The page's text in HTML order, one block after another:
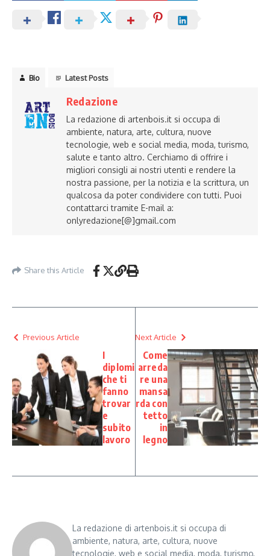
Bio Latest Posts
Redazione
La redazione di artenbois.it si occupa di
ambiente, natura, arte, cultura, nuove
tecnologie, web e social media, moda, turismo,
salute e tanto altro. Cerchiamo di offrire i
migliori consigli ai nostri utenti e rendere la
nostra passione, per la notizia e la scrittura, un
qualcosa da poter condividere con tutti. Puoi
contattarci tramite E-mail a:
onlyredazione[@]gmail.com
Share this Article
Previous Article
I
diplomi
che ti
fanno
trovar
e
subito
lavoro
Next Article
Come
arreda
re una
mansa
rda con
tetto
in
legno
La redazione di artenbois.it si occupa di
ambiente, natura, arte, cultura, nuove
tecnologie, web e social media, moda, turismo,